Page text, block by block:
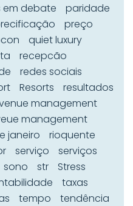
debate
paridade
preço
quiet luxury
recepcão
redes sociais
Resorts
resultados
management
management
janeiro
rioquente
serviço
serviços
sono str
Stress
taxas
tempo
tendência